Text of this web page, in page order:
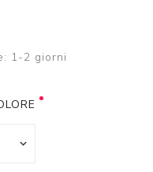
1-2 giorni